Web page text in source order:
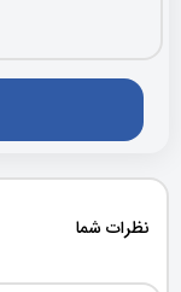
نظرات شما